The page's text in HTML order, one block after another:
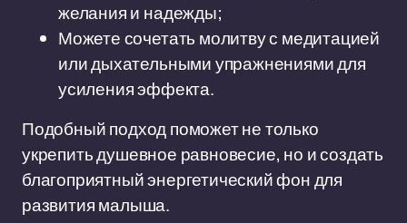
желания и надежды;
Можете сочетать молитву с медитацией
или дыхательными упражнениями для
усиления эффекта.
Подобный подход поможет не только
укрепить душевное равновесие, но и создать
благоприятный энергетический фон для
развития малыша.